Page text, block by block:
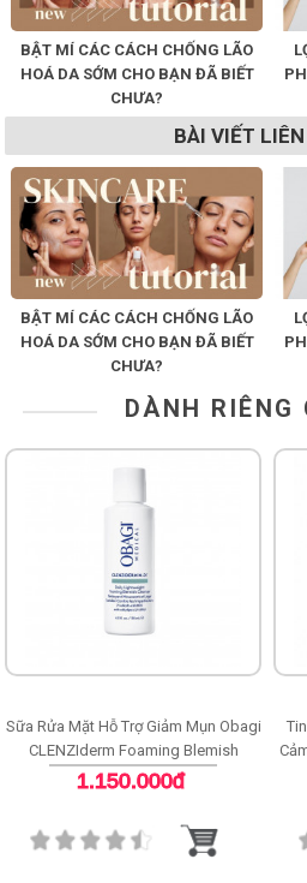
BẬT MÍ CÁC CÁCH CHỐNG LÃO
HOÁ DA SỚM CHO BẠN ĐÃ BIẾT
CHƯA?
BÀI VIẾT
BẬT MÍ CÁC CÁCH CHỐNG LÃO
HOÁ DA SỚM CHO BẠN ĐÃ BIẾT
CHƯA?
DÀNH RIÊNG
Sữa Rửa Mặt Hỗ Trợ Giảm Mụn Obagi
CLENZIderm Foaming Blemish
Cleanser
1.150.000đ